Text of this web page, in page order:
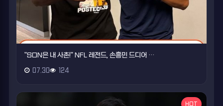
"SON은 내 사촌!" NFL 레전드, 손흥민 드디어 …
07.30 124
HOT